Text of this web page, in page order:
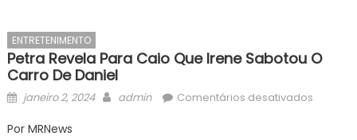
ENTRETENIMENTO
Petra Revela Para Caio Que Irene Sabotou O
Carro De Daniel
Posted
janeiro 2, 2024 Author
admin Comentários desativadosem
Por MRNews